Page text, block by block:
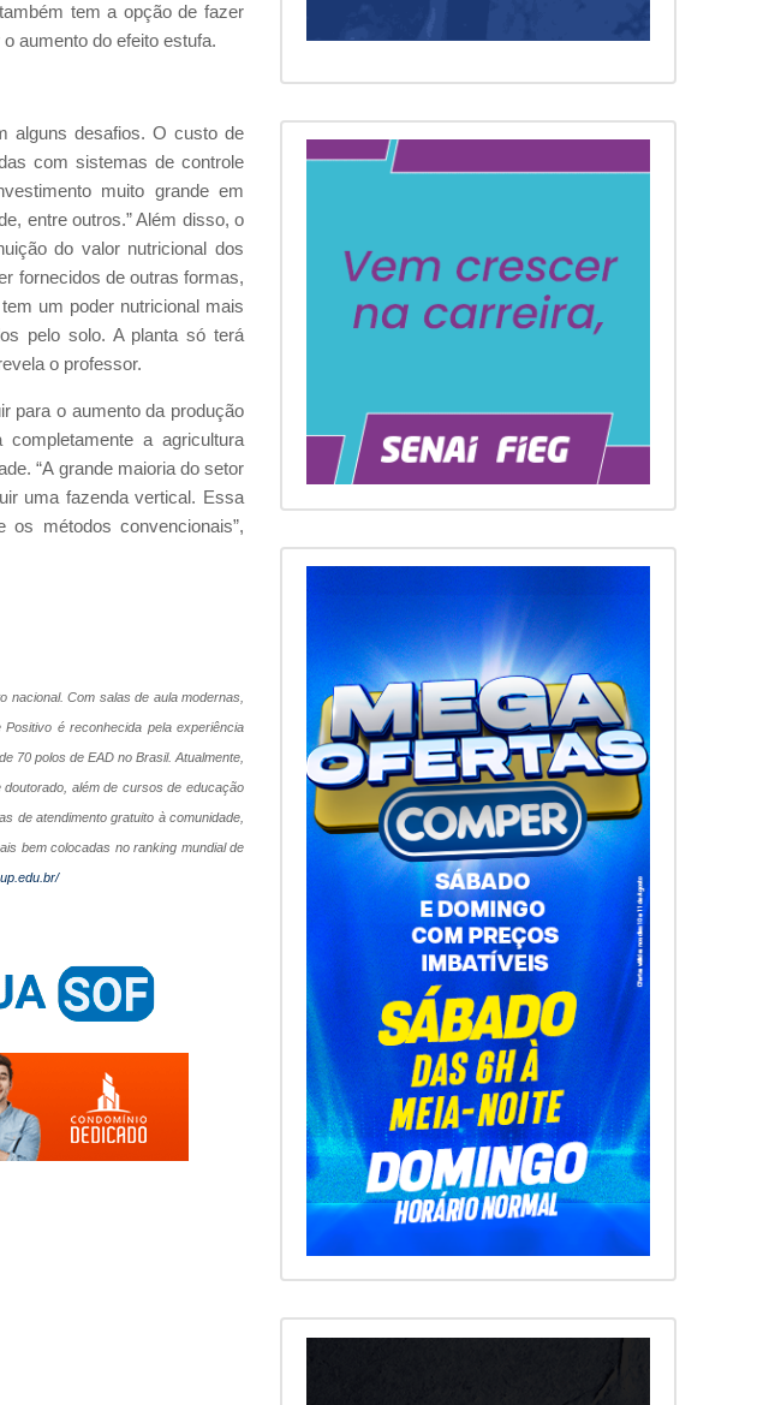
tem a opção de fazer
aumento do efeito estufa.
alguns desafios. O custo de
com sistemas de controle
muito grande em
entre outros.” Além disso, o
do valor nutricional dos
fornecidos de outras formas,
um poder nutricional mais
pelo solo. A planta só terá
o professor.
para o aumento da produção
a agricultura
“A grande maioria do setor
uma fazenda vertical. Essa
métodos convencionais”,
Com salas de aula modernas,
é reconhecida pela experiência
70 polos de EAD no Brasil. Atualmente,
além de cursos de educação
de atendimento gratuito à comunidade,
bem colocadas no ranking mundial de
up.edu.br/